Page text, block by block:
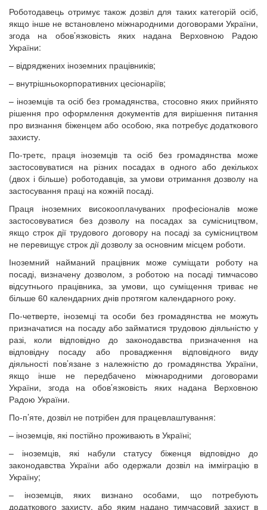
Роботодавець отримує також дозвіл для таких категорій осіб,
якщо інше не встановлено міжнародними договорами України,
згода на обов’язковість яких надана Верховною Радою
України:
– відряджених іноземних працівників;
– внутрішньокорпоративних цесіонаріїв;
– іноземців та осіб без громадянства, стосовно яких прийнято
рішення про оформлення документів для вирішення питання
про визнання біженцем або особою, яка потребує додаткового
захисту.
По-третє, праця іноземців та осіб без громадянства може
застосовуватися на різних посадах в одного або декількох
(двох і більше) роботодавців, за умови отримання дозволу на
застосування праці на кожній посаді.
Праця іноземних високооплачуваних професіоналів може
застосовуватися без дозволу на посадах за сумісництвом,
якщо строк дії трудового договору на посаді за сумісництвом
не перевищує строк дії дозволу за основним місцем роботи.
Іноземний найманий працівник може суміщати роботу на
посаді, визначену дозволом, з роботою на посаді тимчасово
відсутнього працівника, за умови, що суміщення триває не
більше 60 календарних днів протягом календарного року.
По-четверте, іноземці та особи без громадянства не можуть
призначатися на посаду або займатися трудовою діяльністю у
разі, коли відповідно до законодавства призначення на
відповідну посаду або провадження відповідного виду
діяльності пов’язане з належністю до громадянства України,
якщо інше не передбачено міжнародними договорами
України, згода на обов’язковість яких надана Верховною
Радою України.
По-п’яте, дозвіл не потрібен для працевлаштування:
– іноземців, які постійно проживають в Україні;
– іноземців, які набули статусу біженця відповідно до
законодавства України або одержали дозвіл на імміграцію в
Україну;
– іноземців, яких визнано особами, що потребують
додаткового захисту, або яким надано тимчасовий захист в